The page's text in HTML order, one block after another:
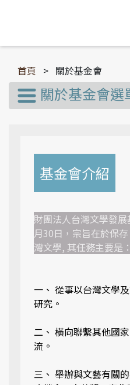
首頁 > 關於基金會
關於基金會選
基金會介紹
財團法人台灣文學發
月30日，宗旨在於保
灣文學, 其任務主要是：
一、 從事以台灣文學
研究。
二、 橫向聯繫其他國
流。
三、 舉辦與文藝有關